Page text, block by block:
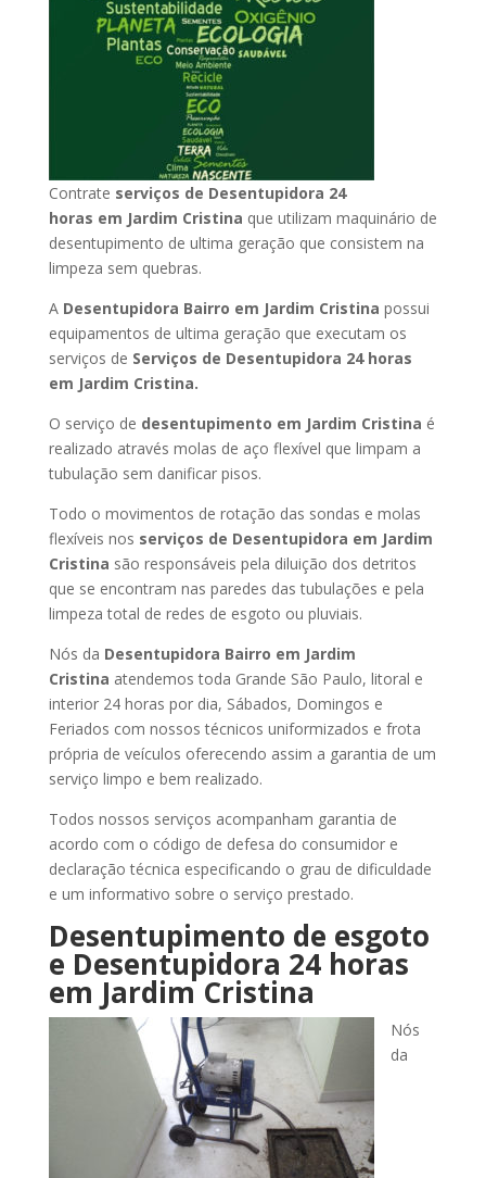
Contrate serviços de Desentupidora 24
horas em Jardim Cristina que utilizam maquinário de
desentupimento de ultima geração que consistem na
limpeza sem quebras.
A Desentupidora Bairro em Jardim Cristina possui
equipamentos de ultima geração que executam os
serviços de Serviços de Desentupidora 24 horas
em Jardim Cristina.
O serviço de desentupimento em Jardim Cristina é
realizado através molas de aço flexível que limpam a
tubulação sem danificar pisos.
Todo o movimentos de rotação das sondas e molas
flexíveis nos serviços de Desentupidora em Jardim
Cristina são responsáveis pela diluição dos detritos
que se encontram nas paredes das tubulações e pela
limpeza total de redes de esgoto ou pluviais.
Nós da Desentupidora Bairro em Jardim
Cristina atendemos toda Grande São Paulo, litoral e
interior 24 horas por dia, Sábados, Domingos e
Feriados com nossos técnicos uniformizados e frota
própria de veículos oferecendo assim a garantia de um
serviço limpo e bem realizado.
Todos nossos serviços acompanham garantia de
acordo com o código de defesa do consumidor e
declaração técnica especificando o grau de dificuldade
e um informativo sobre o serviço prestado.
Desentupimento de esgoto
e Desentupidora 24 horas
em Jardim Cristina
Nós
da